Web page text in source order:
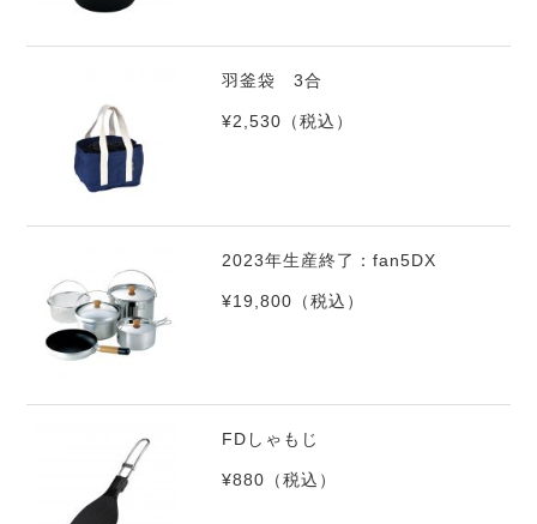
羽釜袋 3合
¥2,530 （税込）
2023年生産終了：fan5DX
¥19,800 （税込）
FDしゃもじ
¥880 （税込）